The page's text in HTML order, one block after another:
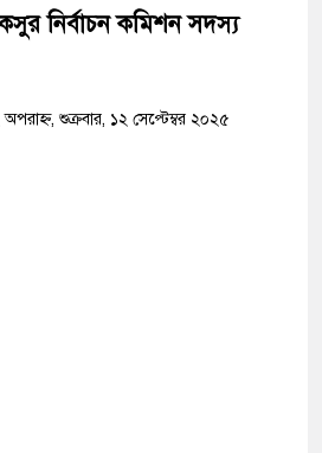
রাশেদ খাঁন
ইসলাম
চালাতে পারে রাশিয়া
নির্বাচন কমিশন সদস্য
শুক্রবার, ১২ সেপ্টেম্বর ২০২৫